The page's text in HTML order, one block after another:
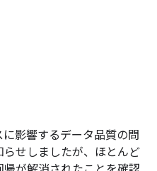
影響するデータ品質の問
せしましたが、ほとんど